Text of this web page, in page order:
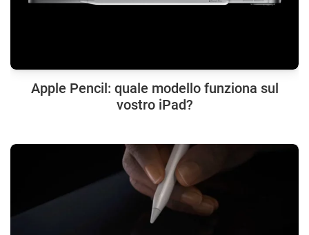
Apple Pencil: quale modello funziona sul
vostro iPad?